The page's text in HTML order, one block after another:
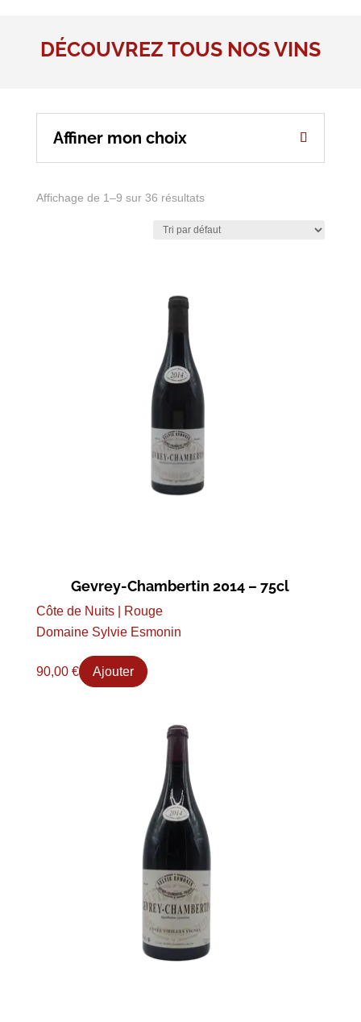
DÉCOUVREZ TOUS NOS VINS
Affiner mon choix
Affichage de 1–9 sur 36 résultats
Gevrey-Chambertin 2014 – 75cl
Côte de Nuits | Rouge
Domaine Sylvie Esmonin
90,00 € Ajouter